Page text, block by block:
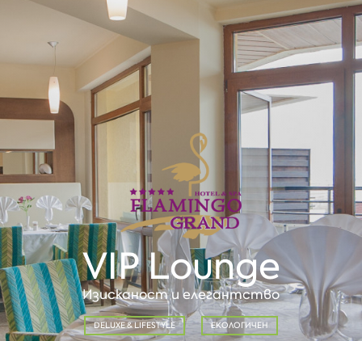
VIP Lounge
Изисканост и елегантство
DELUXE & LIFESTYLE ЕКОЛОГИЧЕН